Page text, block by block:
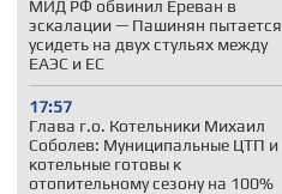
МИД РФ обвинил Ереван в
эскалации — Пашинян пытается
усидеть на двух стульях между
ЕАЭС и ЕС
17:57
Глава г.о. Котельники Михаил
Соболев: Муниципальные ЦТП и
котельные готовы к
отопительному сезону на 100%